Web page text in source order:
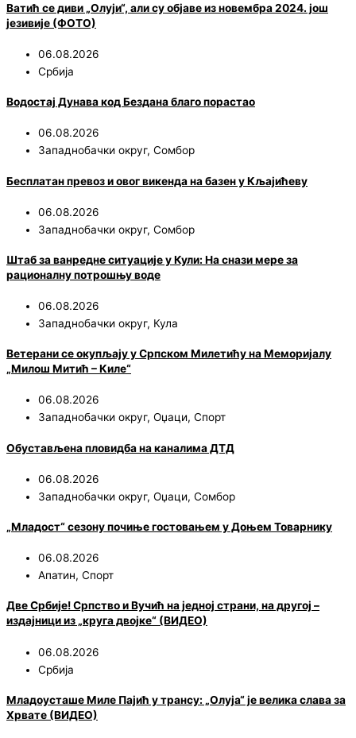
Ватић се диви „Олуји“, али су објаве из новембра 2024. још
језивије (ФОТО)
06.08.2026
Србија
Водостај Дунава код Бездана благо порастао
06.08.2026
Западнобачки округ, Сомбор
Бесплатан превоз и овог викенда на базен у Кљајићеву
06.08.2026
Западнобачки округ, Сомбор
Штаб за ванредне ситуације у Кули: На снази мере за
рационалну потрошњу воде
06.08.2026
Западнобачки округ, Кула
Ветерани се окупљају у Српском Милетићу на Меморијалу
„Милош Митић – Киле“
06.08.2026
Западнобачки округ, Оџаци, Спорт
Обустављена пловидба на каналима ДТД
06.08.2026
Западнобачки округ, Оџаци, Сомбор
„Младост“ сезону почиње гостовањем у Доњем Товарнику
06.08.2026
Апатин, Спорт
Две Србије! Српство и Вучић на једној страни, на другој –
издајници из „круга двојке“ (ВИДЕО)
06.08.2026
Србија
Младоусташе Миле Пајић у трансу: „Олуја“ је велика слава за
Хрвате (ВИДЕО)